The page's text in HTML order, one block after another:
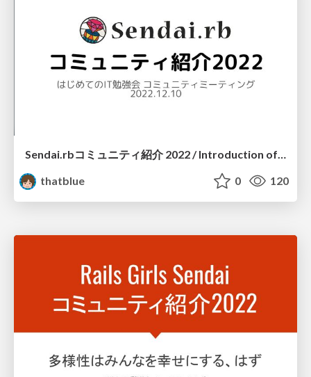
Sendai.rbコミュニティ紹介 2022 / Introduction of Sendai.rb 2022
thatblue
0 120